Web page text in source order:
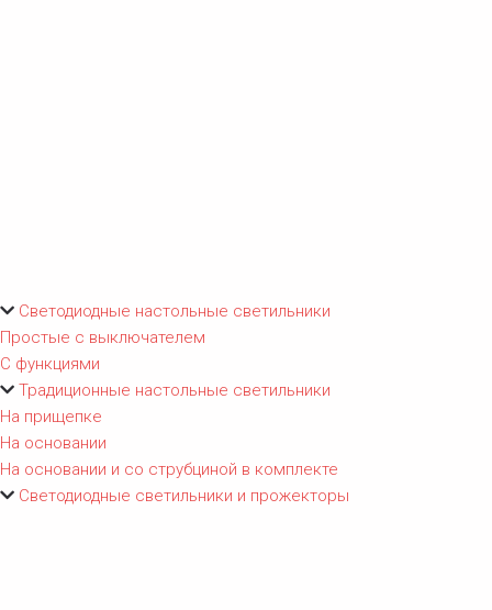
Светодиодные настольные светильники
Простые с выключателем
С функциями
Традиционные настольные светильники
На прищепке
На основании
На основании и со струбциной в комплекте
Светодиодные светильники и прожекторы